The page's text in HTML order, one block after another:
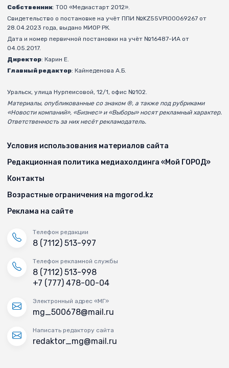
Собственник: ТОО «Медиастарт 2012».
Свидетельство о постановке на учёт ППИ №KZ55VPI00069267 от
28.04.2023 года, выдано МИОР РК.
Дата и номер первичной постановки на учёт №16487-ИА от
04.05.2017.
Директор: Карин Е.
Главный редактор: Кайнеденова А.Б.
Уральск, улица Нурпеисовой, 12/1, офис №102.
Материалы, опубликованные со знаком ®, а также под рубриками
«Новости компаний», «Бизнес» и «Выборы» носят рекламный характер.
Ответственность за них несёт рекламодатель.
Условия использования материалов сайта
Редакционная политика медиахолдинга «Мой ГОРОД»
Контакты
Возрастные ограничения на mgorod.kz
Реклама на сайте
Телефон редакции
8 (7112) 513-997
Телефон рекламной службы
8 (7112) 513-998
+7 (777) 478-00-04
Электронный адрес «МГ»
mg_500678@mail.ru
Написать редактору сайта
redaktor_mg@mail.ru